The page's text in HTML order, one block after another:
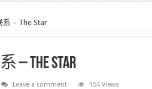
– The Star
– The Star
Leave a comment 154 Views